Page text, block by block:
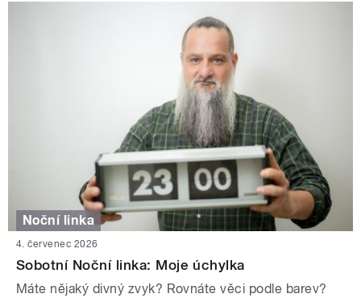
Noční linka
4. červenec 2026
Sobotní Noční linka: Moje úchylka
Máte nějaký divný zvyk? Rovnáte věci podle barev?